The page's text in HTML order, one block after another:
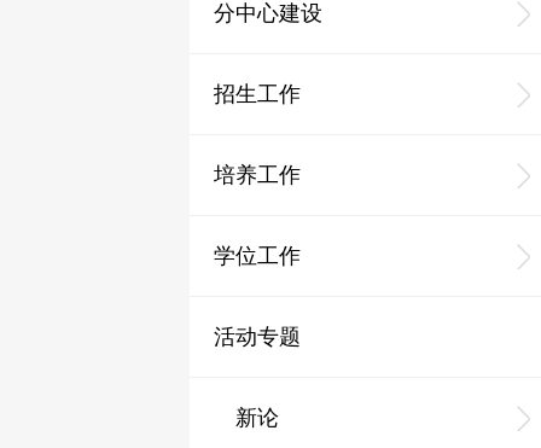
分中心建设
招生工作
培养工作
学位工作
活动专题
新论